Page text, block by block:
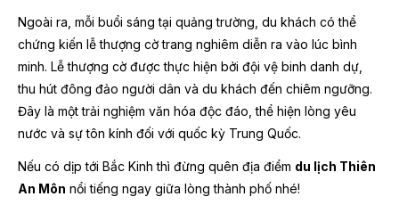
Ngoài ra, mỗi buổi sáng tại quảng trường, du khách có thể
chứng kiến lễ thượng cờ trang nghiêm diễn ra vào lúc bình
minh. Lễ thượng cờ được thực hiện bởi đội vệ binh danh dự,
thu hút đông đảo người dân và du khách đến chiêm ngưỡng.
Đây là một trải nghiệm văn hóa độc đáo, thể hiện lòng yêu
nước và sự tôn kính đối với quốc kỳ Trung Quốc.
Nếu có dịp tới Bắc Kinh thì đừng quên địa điểm du lịch Thiên
An Môn nổi tiếng ngay giữa lòng thành phố nhé!